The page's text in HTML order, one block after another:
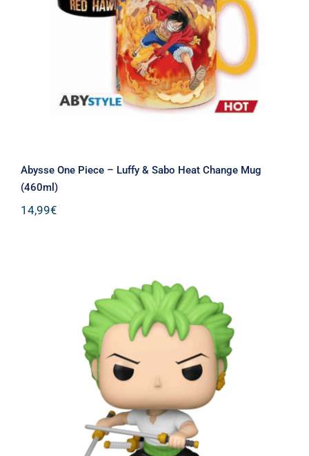
Abysse One Piece – Luffy & Sabo Heat
Change Mug (460ml)
Abysse One Piece – Luffy & Sabo Heat Change Mug
(460ml)
14,99€
Funko Pop! Animation: One Piece –
Roronoa Zoro* #1775 Vinyl Figure